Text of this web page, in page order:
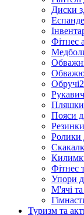
Диски
Фітнес
Обручі
Пляшки
Пояси
Ролики
Фітнес
Упори
М'ячі
Туризм та